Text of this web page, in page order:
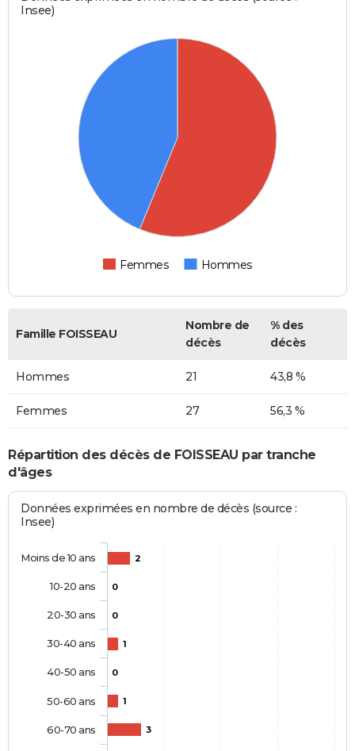
Insee)
Femmes Hommes
Famille FOISSEAU
Nombre de
décès
% des
décès
Hommes 21 43,8 %
Femmes 27 56,3 %
Répartition des décès de FOISSEAU par tranche
d'âges
Données exprimées en nombre de décès (source :
Insee)
2
0
0
1
0
1
3
Moins de 10 ans
10-20 ans
20-30 ans
30-40 ans
40-50 ans
50-60 ans
60-70 ans